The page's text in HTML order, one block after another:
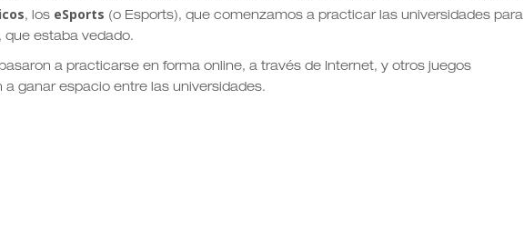
, los eSports (o Esports), que comenzamos a practicar las universidades para
que estaba vedado.
a practicarse en forma online, a través de Internet, y otros juegos
ganar espacio entre las universidades.